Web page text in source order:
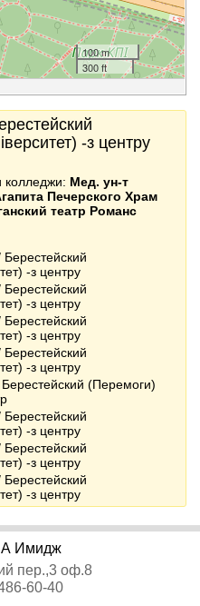
100 m
300 ft
-з центру
колледжи: Мед. ун-т
Печерского Храм
театр Романс
Берестейский
-з центру
Берестейский
-з центру
Берестейский
-з центру
Берестейский
-з центру
(Перемоги)
Берестейский
-з центру
Берестейский
-з центру
Берестейский
-з центру
Имидж
пер.,3 оф.8
60-40